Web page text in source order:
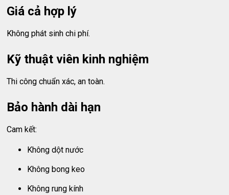
Giá cả hợp lý
Không phát sinh chi phí.
Kỹ thuật viên kinh nghiệm
Thi công chuẩn xác, an toàn.
Bảo hành dài hạn
Cam kết:
Không dột nước
Không bong keo
Không rung kính